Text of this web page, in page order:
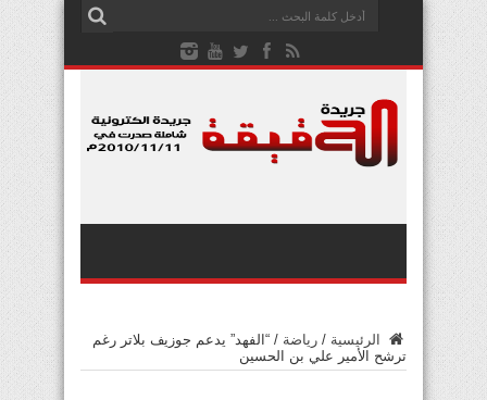
الرئيسية / رياضة / “الفهد” يدعم جوزيف بلاتر رغم
ترشح الأمير علي بن الحسين